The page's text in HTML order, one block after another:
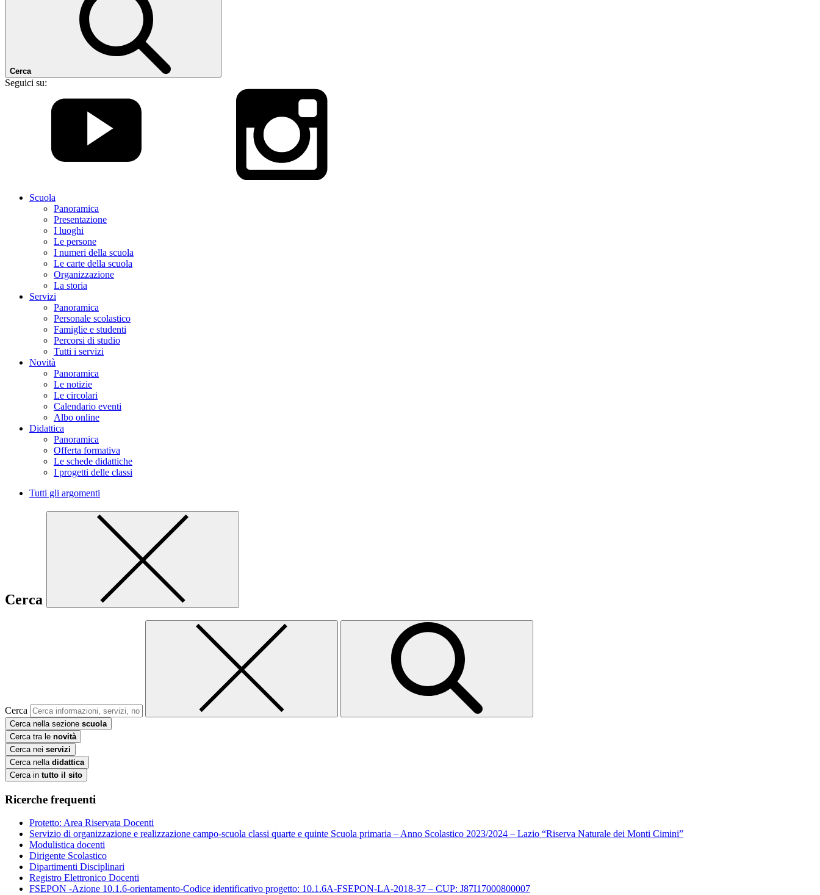
Cerca
Seguici su:
Scuola
Panoramica
Presentazione
I luoghi
Le persone
I numeri della scuola
Le carte della scuola
Organizzazione
La storia
Servizi
Panoramica
Personale scolastico
Famiglie e studenti
Percorsi di studio
Tutti i servizi
Novità
Panoramica
Le notizie
Le circolari
Calendario eventi
Albo online
Didattica
Panoramica
Offerta formativa
Le schede didattiche
I progetti delle classi
Tutti gli argomenti
Cerca
Cerca
Cerca nella sezione scuola
Cerca tra le novità
Cerca nei servizi
Cerca nella didattica
Cerca in tutto il sito
Ricerche frequenti
Protetto: Area Riservata Docenti
Servizio di organizzazione e realizzazione campo-scuola classi quarte e quinte Scuola primaria – Anno Scolastico 2023/2024 – Lazio “Riserva Naturale dei Monti Cimini”
Modulistica docenti
Dirigente Scolastico
Dipartimenti Disciplinari
Registro Elettronico Docenti
FSEPON -Azione 10.1.6-orientamento-Codice identificativo progetto: 10.1.6A-FSEPON-LA-2018-37 – CUP: J87I17000800007